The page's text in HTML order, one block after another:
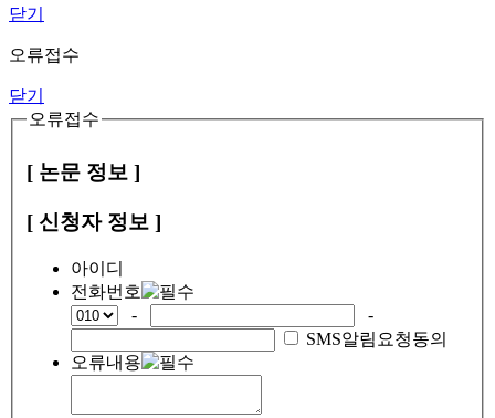
닫기
오류접수
닫기
오류접수
[ 논문 정보 ]
[ 신청자 정보 ]
아이디
전화번호
-
-
SMS알림요청동의
오류내용